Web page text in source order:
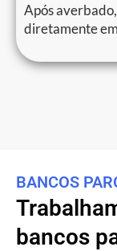
Após
diretamente
BANCOS
bancos